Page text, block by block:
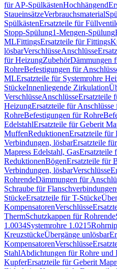
für AP-SpülkästenHochhängend
StaueinsätzeVerbrauchsmaterial
SpülkästenErsatzteile für
Stopp-Spülung1-Mengen-Spülung
MLFittingsErsatzteile für Fittings
lösbarVerschlüsseAnschlüsse
für HeizungZubehörDämmungen
RohreBefestigungen für
MLErsatzteile für Systemrohre
StückeInnenliegende Zirkulation
VerschlüsseAnschlüsseErsatzteile
HeizungErsatzteile für
RohreBefestigungen für Rohre
EdelstahlErsatzteile für Geberit
MuffenReduktionenErsatzteile für
Verbindungen, lösbarErsatzteile
Mapress Edelstahl, GasErsatzteile
ReduktionenBögenErsatzteile für
Verbindungen, lösbarVerschlüsse
RohrendeDämmungen für
Schraube für Flanschverbindungen
StückeErsatzteile für T-Stücke
KompensatorenVerschlüsse
ThermSchutzkappen für Rohrende
1.0034Systemrohre 1.0215
KreuzstückeÜbergänge unlösbar
KompensatorenVerschlüsse
StahlAbdichtungen für Rohre und
KupferErsatzteile für Geberit